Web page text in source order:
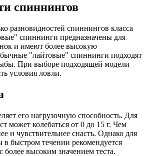
спиннингов
разновидностей спиннингов класса
спиннинги предназначены для
и имеют более высокую
"лайтовые" спиннинги подходят
При выборе подходящей модели
условия ловли.
его нагрузочную способность. Для
может колебаться от 0 до 15 г. Чем
и чувствительнее снасть. Однако для
быстром течении рекомендуется
высоким значением теста.